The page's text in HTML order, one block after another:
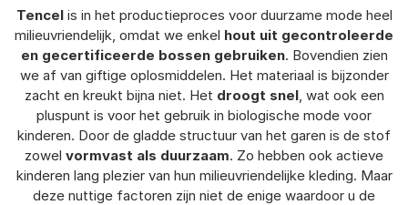
Tencelis in het productieproces voor duurzame mode heel
milieuvriendelijk, omdat we enkel hout uit gecontroleerde
en gecertificeerde bossen gebruiken. Bovendien zien
we af van giftige oplosmiddelen. Het materiaal is bijzonder
zacht en kreukt bijna niet. Het droogt snel, wat ook een
pluspunt is voor het gebruik in biologische mode voor
kinderen. Door de gladde structuur van het garen is de stof
zowel vormvast als duurzaam. Zo hebben ook actieve
kinderen lang plezier van hun milieuvriendelijke kleding. Maar
deze nuttige factoren zijn niet de enige waardoor u de